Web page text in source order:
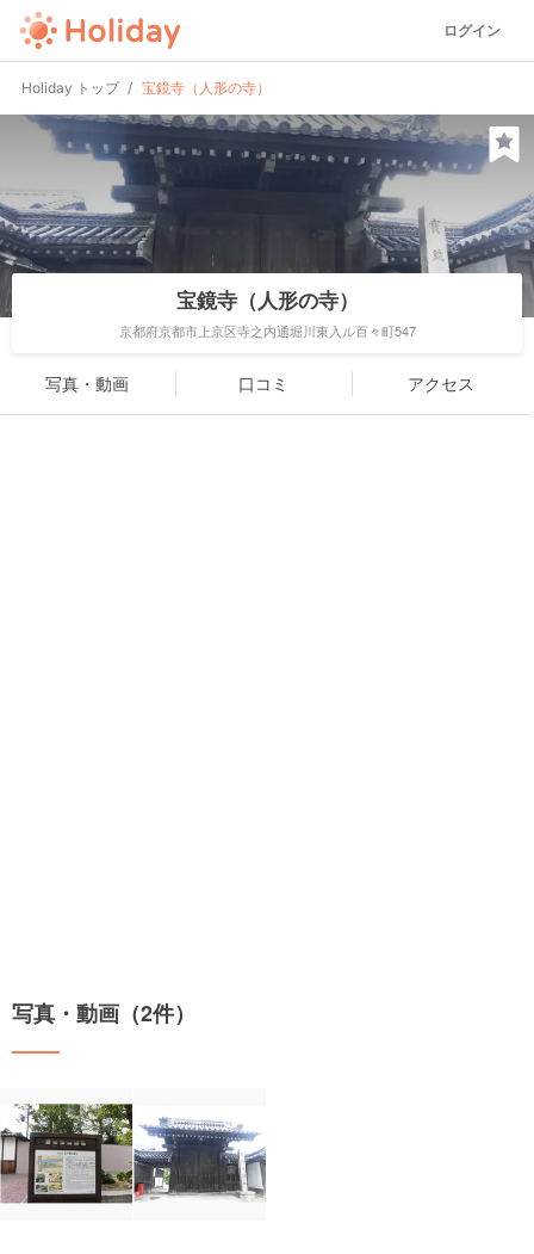
ログイン
Holiday トップ 宝鏡寺（人形の寺）
宝鏡寺（人形の寺）
京都府京都市上京区寺之内通堀川東入ル百々町547
写真・動画 口コミ アクセス
写真・動画（2件）